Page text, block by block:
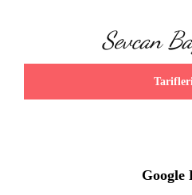
Sevcan
Google